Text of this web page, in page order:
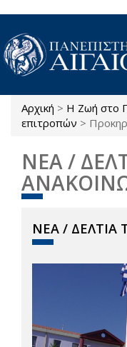
Παράκαμψη προς το
Είστε εδώ
Αρχική > Η Ζωή στο
επιτροπών >
ΝΕΑ /
ΝΕΑ / ΔΕΛΤΙΑ